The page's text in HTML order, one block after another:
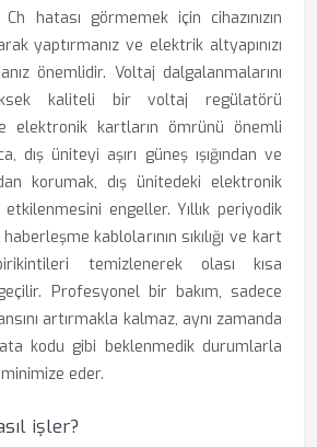
Ch hatası görmemek için cihazınızın
yaptırmanız ve elektrik altyapınızı
önemlidir. Voltaj dalgalanmalarını
kaliteli bir voltaj regülatörü
elektronik kartların ömrünü önemli
dış üniteyi aşırı güneş ışığından ve
korumak, dış ünitedeki elektronik
engeller. Yıllık periyodik
kablolarının sıkılığı ve kart
temizlenerek olası kısa
Profesyonel bir bakım, sadece
artırmakla kalmaz, aynı zamanda
kodu gibi beklenmedik durumlarla
eder.
işler?